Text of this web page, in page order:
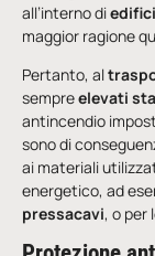
all’interno diedifici
maggior ragione
Pertanto, al
sempreelevati
antincendio
sono di
ai materiali
energetico, ad
pressacavi, o per